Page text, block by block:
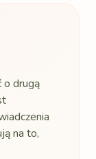
o drugą
na to,